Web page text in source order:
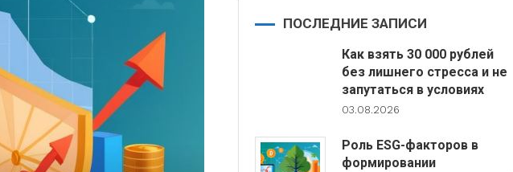
ПОСЛЕДНИЕ ЗАПИСИ
Как взять 30 000 рублей
без лишнего стресса и не
запутаться в условиях
03.08.2026
Роль ESG-факторов в
формировании